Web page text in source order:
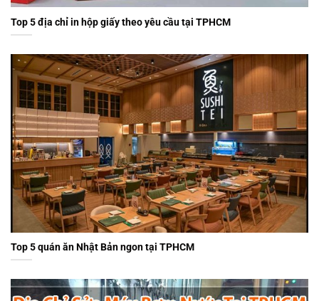
Top 5 địa chỉ in hộp giấy theo yêu cầu tại TPHCM
Top 5 quán ăn Nhật Bản ngon tại TPHCM